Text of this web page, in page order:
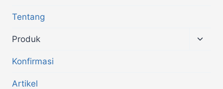
Tentang
Produk
Konfirmasi
Artikel